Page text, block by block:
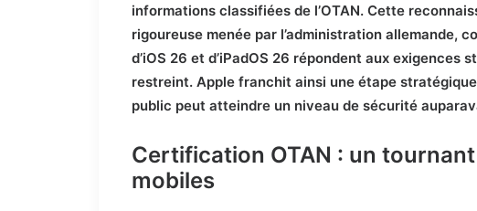
informations classifiées de l’OTAN. Cette
rigoureuse menée par l’administration allemande,
d’iOS 26 et d’iPadOS 26 répondent aux
restreint. Apple franchit ainsi une étape
public peut atteindre un niveau de sécurité
Certification OTAN : un
mobiles